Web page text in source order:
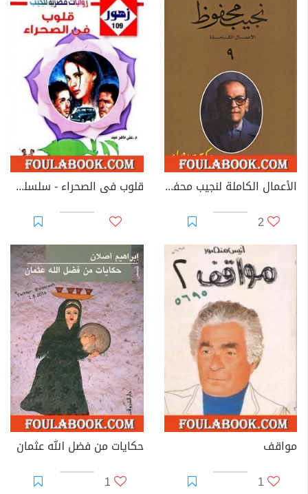
الأعمال الكاملة لنجيب محفوظ 9
2
قلوب فى الصحراء - سلسلة زهور
مواقف
1
حكايات من فضل الله عثمان
1